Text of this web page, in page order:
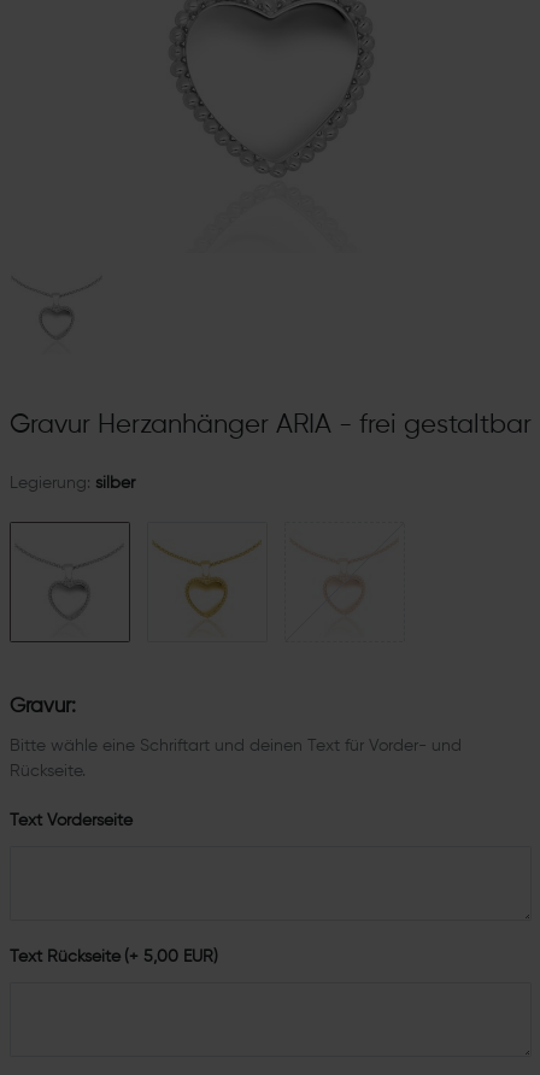
Gravur Herzanhänger ARIA - frei gestaltbar
Legierung: silber
Gravur:
Bitte wähle eine Schriftart und deinen Text für Vorder- und
Rückseite.
Text Vorderseite
Text Rückseite (+ 5,00 EUR)